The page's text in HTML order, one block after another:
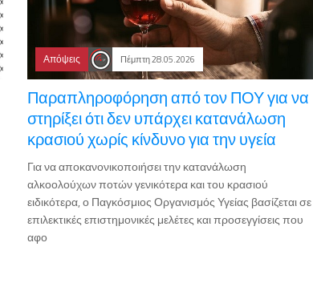
Απόψεις Πέμπτη 28.05.2026
Παραπληροφόρηση από τον ΠΟΥ για να
στηρίξει ότι δεν υπάρχει κατανάλωση
κρασιού χωρίς κίνδυνο για την υγεία
Για να αποκανονικοποιήσει την κατανάλωση
αλκοολούχων ποτών γενικότερα και του κρασιού
ειδικότερα, ο Παγκόσμιος Οργανισμός Υγείας βασίζεται σε
επιλεκτικές επιστημονικές μελέτες και προσεγγίσεις που
αφο